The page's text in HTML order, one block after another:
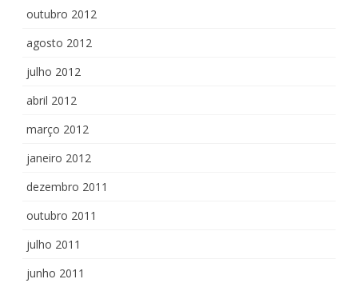
outubro 2012
agosto 2012
julho 2012
abril 2012
março 2012
janeiro 2012
dezembro 2011
outubro 2011
julho 2011
junho 2011